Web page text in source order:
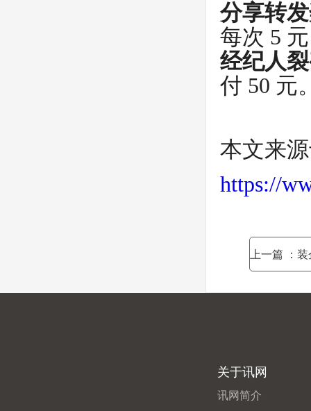
分享转
每次 5
经纪人
付 50 元
本文来
https://
上一篇 ：
关于讯网
讯网简介